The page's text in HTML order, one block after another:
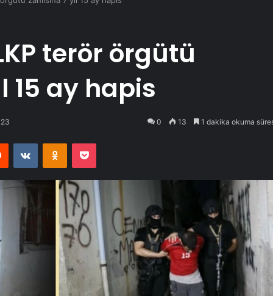
terör örgütü
15 ay hapis
0 13 1 dakika okuma
Reddit VKontakteOdnoklassniki
Pocket